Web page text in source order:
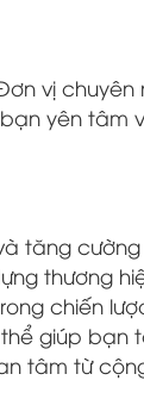
vị
yên tâm
tăng
thương
chiến
giúp bạn
tâm từ